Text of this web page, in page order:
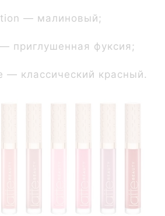
— малиновый;
приглушенная фуксия;
— классический красный.